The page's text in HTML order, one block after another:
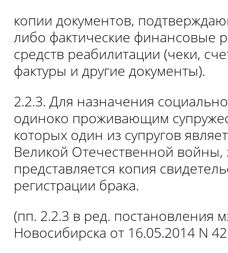
копии документов,
либо фактические финансовые
средств реабилитации (чеки,
фактуры и другие документы).
2.2.3. Для назначения
одиноко проживающим
которых один из супругов
Великой Отечественной войны,
представляется копия
регистрации брака.
(пп. 2.2.3 в ред. постановления
Новосибирска от 16.05.2014 N